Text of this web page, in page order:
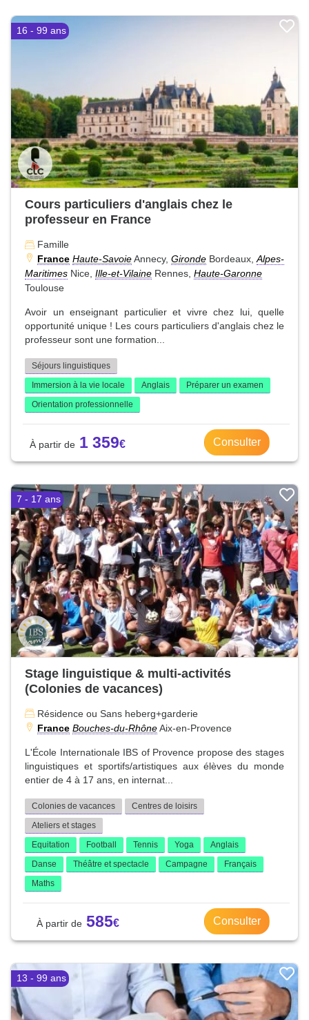
16 - 99 ans
Cours particuliers d'anglais chez le
professeur en France
Famille
France Haute-SavoieAnnecy, Gironde Bordeaux,Alpes-
Maritimes Nice, Ille-et-Vilaine Rennes, Haute-Garonne
Toulouse
Avoir un enseignant particulier et vivre chez lui, quelle
opportunité unique ! Les cours particuliers d'anglais chez le
professeur sont une formation...
Séjours linguistiques
Immersion à la vie locale
Anglais
Préparer un examen
Orientation professionnelle
1 359 Consulter
7 - 17 ans
Stage linguistique & multi-activités
(Colonies de vacances)
Résidence ou Sans heberg+garderie
France Bouches-du-RhôneAix-en-Provence
L'École Internationale IBS of Provence propose des stages
linguistiques et sportifs/artistiques aux élèves du monde
entier de 4 à 17 ans, en internat...
Colonies de vacances
Centres de loisirs
Ateliers et stages
Equitation
Football Tennis Yoga
Anglais
Danse
Théâtre et spectacle Campagne
Français
Maths
585 Consulter
13 - 99 ans